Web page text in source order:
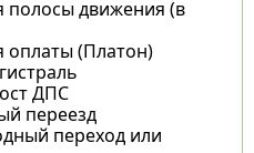
полосы движения (в
оплаты (Платон)
ДПС
переезд
переход или